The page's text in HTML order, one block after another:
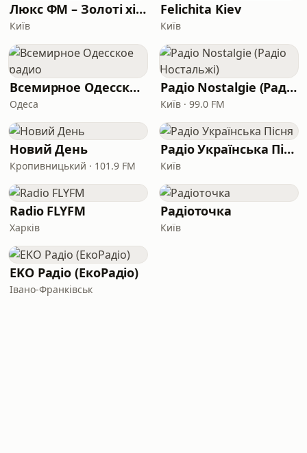
Люкс ФМ – Золоті хіти
Київ
Felichita Kiev
Київ
Всемирное Одесское радио
Одеса
Радіо Nostalgie (Радіо Ностальжі)
Київ · 99.0 FM
Новий День
Кропивницький · 101.9 FM
Радіо Українська Пісня
Київ
Radio FLYFM
Харків
Радіоточка
Київ
EKO Радіо (ЕкоРадіо)
Івано-Франківськ